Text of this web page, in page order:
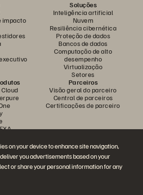
on your device to enhance site navigation,
you advertisements based on your
or share your personal information for any
impacto
Soluções
Inteligência artificial
Nuvem
Resiliência cibernética
Proteção de dados
Bancos de dados
Computação de alto
desempenho
Virtualização
Setores
Parceiros
Visão geral do parceiro
Central de parceiros
Certificações de parceiro
Entre em contato
Entre em contato com a
equipe de vendas